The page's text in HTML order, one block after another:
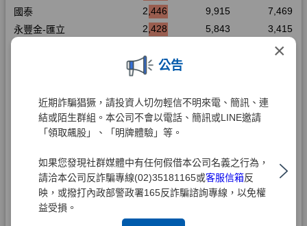
×
公告
近期詐騙猖獗，請投資人切勿輕信不明來電、簡訊、連
結或陌生群組。本公司不會以電話、簡訊或LINE邀請
「領取飆股」、「明牌體驗」等。
如果您發現社群媒體中有任何假借本公司名義之行為，
請洽本公司反詐騙專線(02)35181165或客服信箱反
映，或撥打內政部警政署165反詐騙諮詢專線，以免權
益受損。